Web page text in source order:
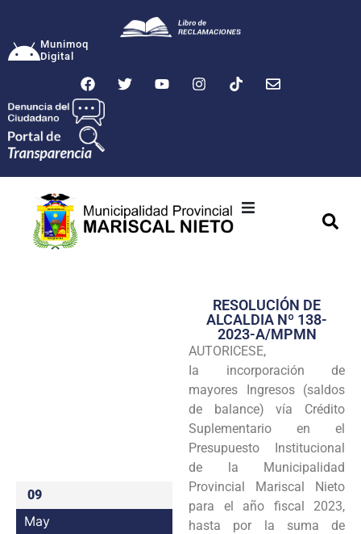
Munimoq
Digital
Transparencia
Seguridad
Programas
Intranet
09
May
RESOLUClÓN DE
ALCALDIA Nº 138-
2023-A/MPMN
AUTORICESE,
Ia incorporación de
mayores Ingresos (saldos
de balance) vía Crédito
Suplementario en el
Presupuesto Institucional
de la Municipalidad
Provincial Mariscal Nieto
para el año fiscal 2023,
hasta por la suma de